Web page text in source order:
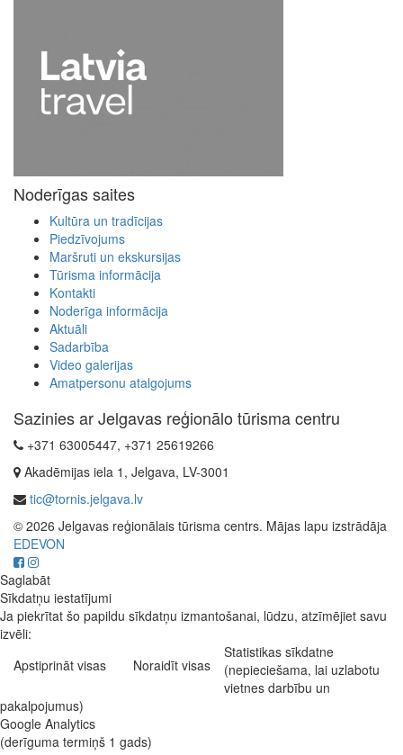
Noderīgas saites
Kultūra un tradīcijas
Piedzīvojums
Maršruti un ekskursijas
Tūrisma informācija
Kontakti
Noderīga informācija
Aktuāli
Sadarbība
Video galerijas
Amatpersonu atalgojums
Sazinies ar Jelgavas reģionālo tūrisma centru
+371 63005447, +371 25619266
Akadēmijas iela 1, Jelgava, LV-3001
tic@tornis.jelgava.lv
© 2026 Jelgavas reģionālais tūrisma centrs. Mājas lapu izstrādāja
EDEVON
Saglabāt
Sīkdatņu iestatījumi
Ja piekrītat šo papildu sīkdatņu izmantošanai, lūdzu, atzīmējiet savu
izvēli:
Apstiprināt visas
Noraidīt visas
Statistikas sīkdatne
(nepieciešama, lai uzlabotu
vietnes darbību un
pakalpojumus)
Google Analytics
(derīguma termiņš 1 gads)